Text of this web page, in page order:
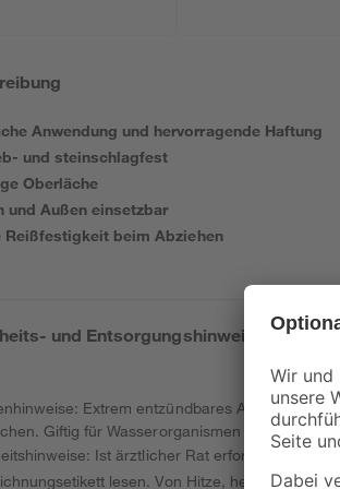
Anwendung und hervorragende Haftung
und steinschlagfest
Oberläche
und Außen einsetzbar
Reißfestigkeit beim Abziehen
und Entsorgungshinweise
Extrem entzündbares Aerosol.
Giftig für Wasserorganismen mit
Ist ärztlicher Rat erforderlich,
lesen. Von Hitze, heißen